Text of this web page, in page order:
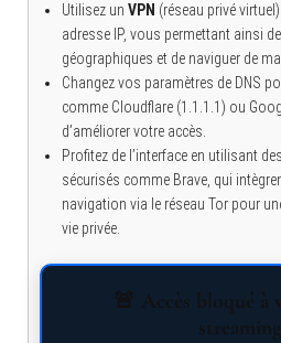
Utilisez un VPN (réseau privé
adresse IP, vous permettant ainsi
géographiques et de naviguer de
Changez vos paramètres de DNS
comme Cloudflare (1.1.1.1) ou
d’améliorer votre accès.
Profitez de l’interface en utilisant
sécurisés comme Brave, qui
navigation via le réseau Tor pour
vie privée.
🚨 Accès bloqué à